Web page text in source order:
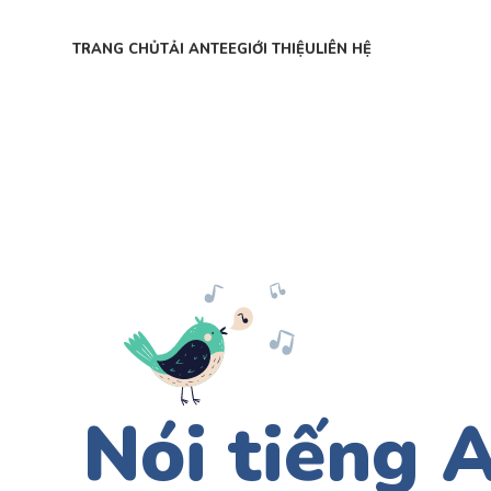
TRANG CHỦTẢI ANTEEGIỚI THIỆULIÊN HỆ
Nói tiếng